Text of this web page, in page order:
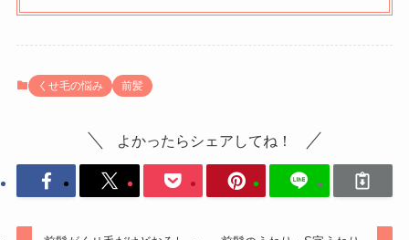
くせ毛の悩み 前髪
よかったらシェアしてね！